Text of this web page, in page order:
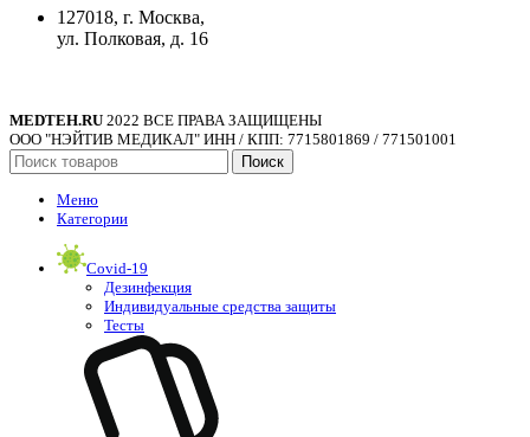
127018, г. Москва,
ул. Полковая, д. 16
MEDTEH.RU 2022 ВСЕ ПРАВА ЗАЩИЩЕНЫ
ООО "НЭЙТИВ МЕДИКАЛ" ИНН / КПП: 7715801869 / 771501001
Поиск
Меню
Категории
Covid-19
Дезинфекция
Индивидуальные средства защиты
Тесты